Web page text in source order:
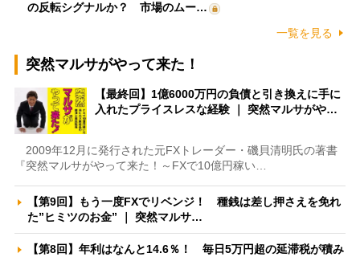
の反転シグナルか？ 市場のムー…
一覧を見る
突然マルサがやって来た！
【最終回】1億6000万円の負債と引き換えに手に
入れたプライスレスな経験 ｜ 突然マルサがや…
2009年12月に発行された元FXトレーダー・磯貝清明氏の著書
『突然マルサがやって来た！～FXで10億円稼い…
【第9回】もう一度FXでリベンジ！ 種銭は差し押さえを免れ
た”ヒミツのお金” ｜ 突然マルサ…
【第8回】年利はなんと14.6％！ 毎日5万円超の延滞税が積み